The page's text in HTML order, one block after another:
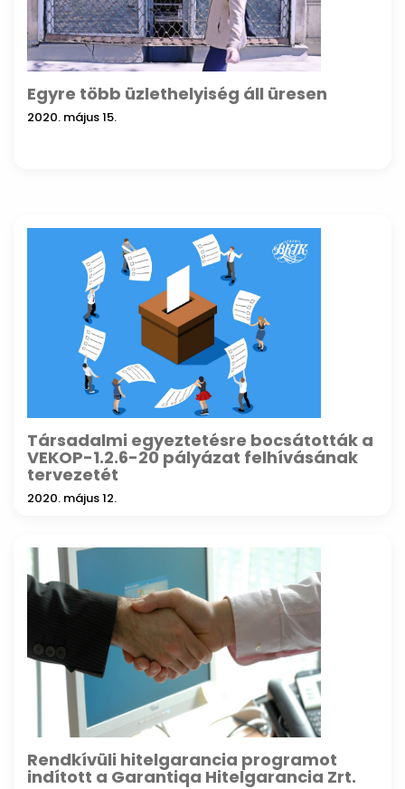
Egyre több üzlethelyiség áll üresen
2020. május 15.
Társadalmi egyeztetésre bocsátották a
VEKOP-1.2.6-20 pályázat felhívásának
tervezetét
2020. május 12.
Rendkívüli hitelgarancia programot
indított a Garantiqa Hitelgarancia Zrt.